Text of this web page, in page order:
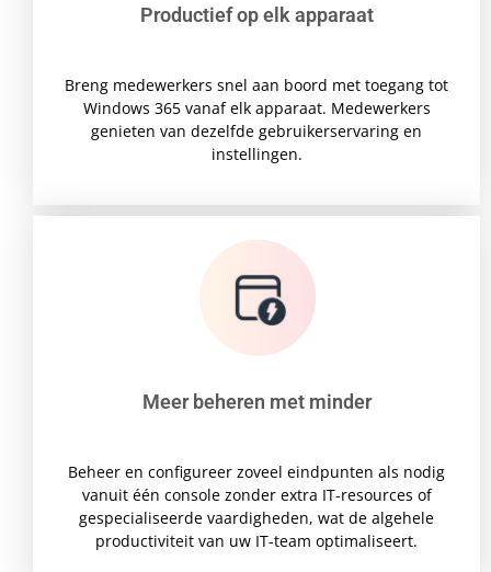
Productief op elk apparaat
Breng medewerkers snel aan boord met toegang tot
Windows 365 vanaf elk apparaat. Medewerkers
genieten van dezelfde gebruikerservaring en
instellingen.
Meer beheren met minder
Beheer en configureer zoveel eindpunten als nodig
vanuit één console zonder extra IT-resources of
gespecialiseerde vaardigheden, wat de algehele
productiviteit van uw IT-team optimaliseert.